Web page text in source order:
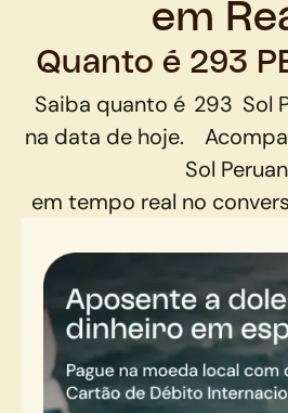
em
Quanto é 293
Saiba quanto é 293 Sol
na data de hoje.
Sol
em tempo real no